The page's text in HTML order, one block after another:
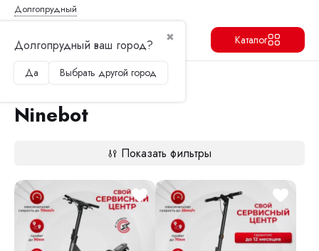
Долгопрудный
✖
Долгопрудный ваш город?
Да Выбрать другой город
Каталог
Главная Электросамокаты Ninebot
Ninebot
Показать фильтры
Продолжить